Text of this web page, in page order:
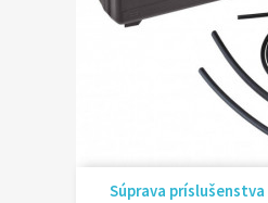
Súprava